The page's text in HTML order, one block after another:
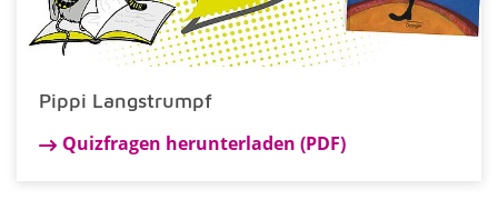
Pippi Langstrumpf
Quizfragen herunterladen (PDF)